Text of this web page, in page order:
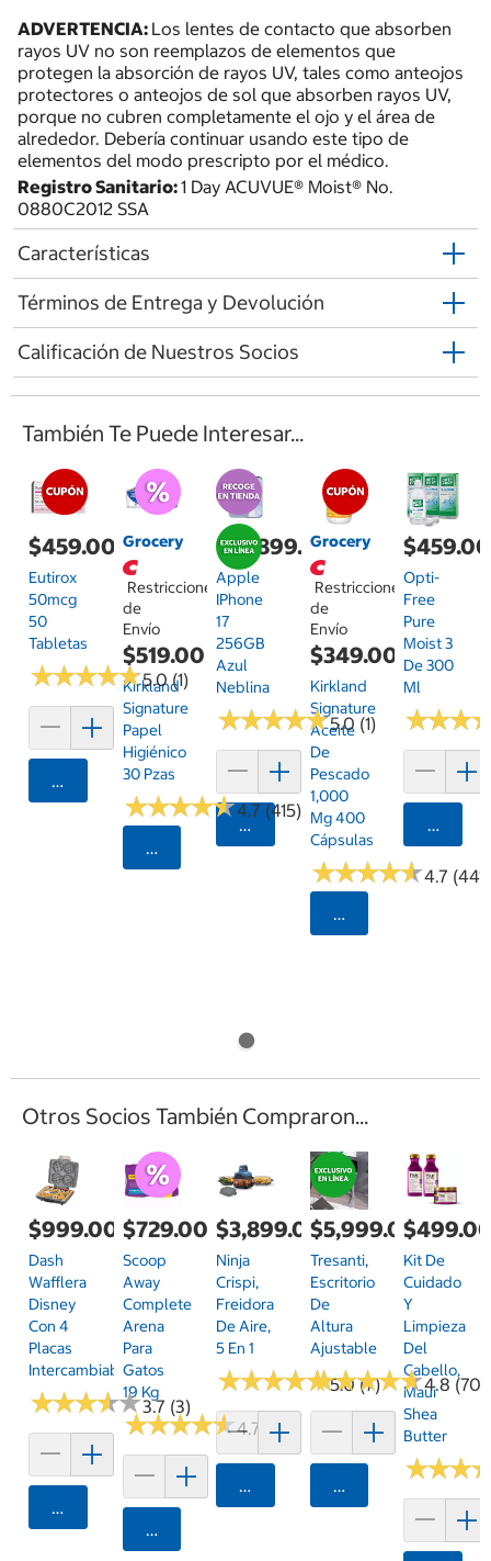
ADVERTENCIA: Los lentes de contacto que absorben
rayos UV no son reemplazos de elementos que
protegen la absorción de rayos UV, tales como anteojos
protectores o anteojos de sol que absorben rayos UV,
porque no cubren completamente el ojo y el área de
alrededor. Debería continuar usando este tipo de
elementos del modo prescripto por el médico.
Registro Sanitario:1 Day ACUVUE® Moist® No.
0880C2012 SSA
Características
Términos de Entrega y Devolución
Calificación de Nuestros Socios
También Te Puede Interesar...
$459.00
Eutirox
50mcg
50
Tabletas
★★★★★
★★★★★5.0 (1)
Agregar
Grocery
Restricciones
de
Envío
$519.00
Kirkland
Signature
Papel
Higiénico
30 Pzas
★★★★★
★★★★★4.7 (415)
Seleccionar Código Postal
$19,899.00
Apple
IPhone
17
256GB
Azul
Neblina
★★★★★
★★★★★5.0 (1)
Agregar
Grocery
Restricciones
de
Envío
$349.00
Kirkland
Signature
Aceite
De
Pescado
1,000
Mg 400
Cápsulas
★★★★★
★★★★★4.7 (441)
Seleccionar
$459.00
Opti-
Free
Pure
Moist 3
De 300
Ml
★★★
★★★
Otros Socios También Compraron...
$999.00
Dash
Wafflera
Disney
Con 4
Placas
Intercambiables
★★★★★
★★★★★3.7 (3)
Agregar
$729.00
Scoop
Away
Complete
Arena
Para
Gatos
19 Kg
★★★★★
★★★★★4.7 (133)
Agregar
$3,899.00
Ninja
Crispi,
Freidora
De Aire,
5 En 1
★★★★★
★★★★★5.0 (7)
Agregar
$5,999.00
Tresanti,
Escritorio
De
Altura
Ajustable
★★★★★
★★★★★4.8 (70)
Agregar
Kit De
Cuidado
Y
Limpieza
Del
Cabello,
Maui
Shea
Butter
★★★
★★★